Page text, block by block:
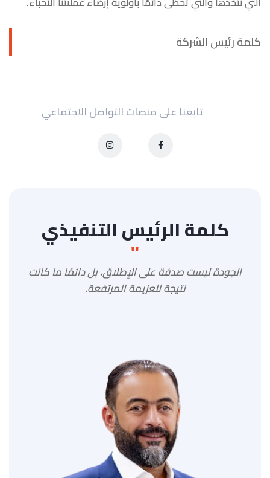
كلمة رئيس الشركة
تابعنا على منصات التواصل الاجتماعي
كلمة الرئيس التنفيذي
"
الجودة ليست صدفة على الإطلاق، بل دائمًا ما كانت
نتيجة للعزيمة المرتفعة.